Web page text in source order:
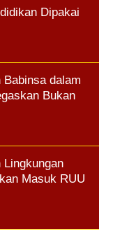
Dipakai
Babinsa dalam
Bukan
Lingkungan
Masuk RUU